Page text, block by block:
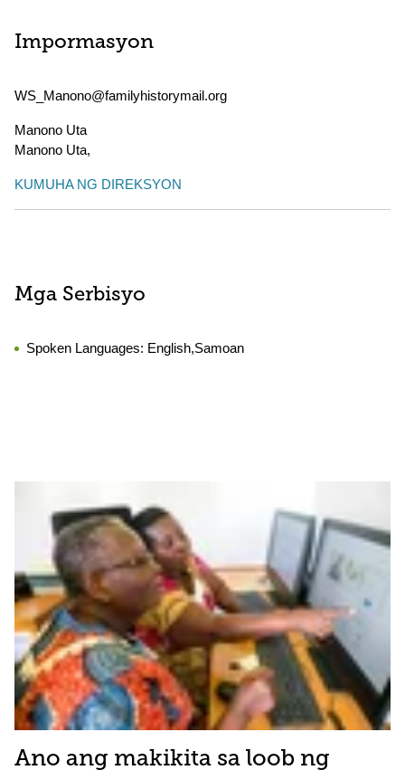
Impormasyon
WS_Manono@familyhistorymail.org
Manono Uta
Manono Uta,
KUMUHA NG DIREKSYON
Mga Serbisyo
Spoken Languages: English,Samoan
Ano ang makikita sa loob ng